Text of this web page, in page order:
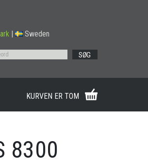
| Sweden
SØG
KURVEN ER TOM
8300